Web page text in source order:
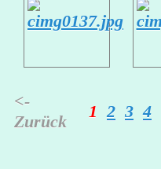
<-
Zurück
1 2 3 4